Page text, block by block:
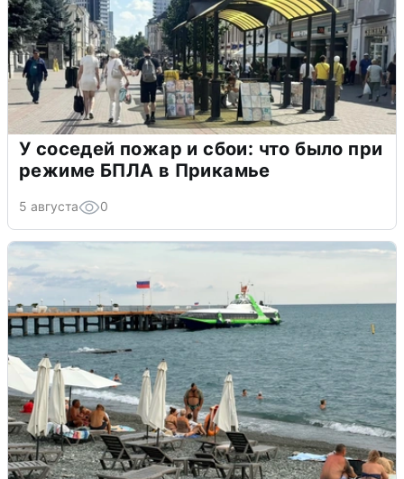
У соседей пожар и сбои: что было при
режиме БПЛА в Прикамье
5 августа 0